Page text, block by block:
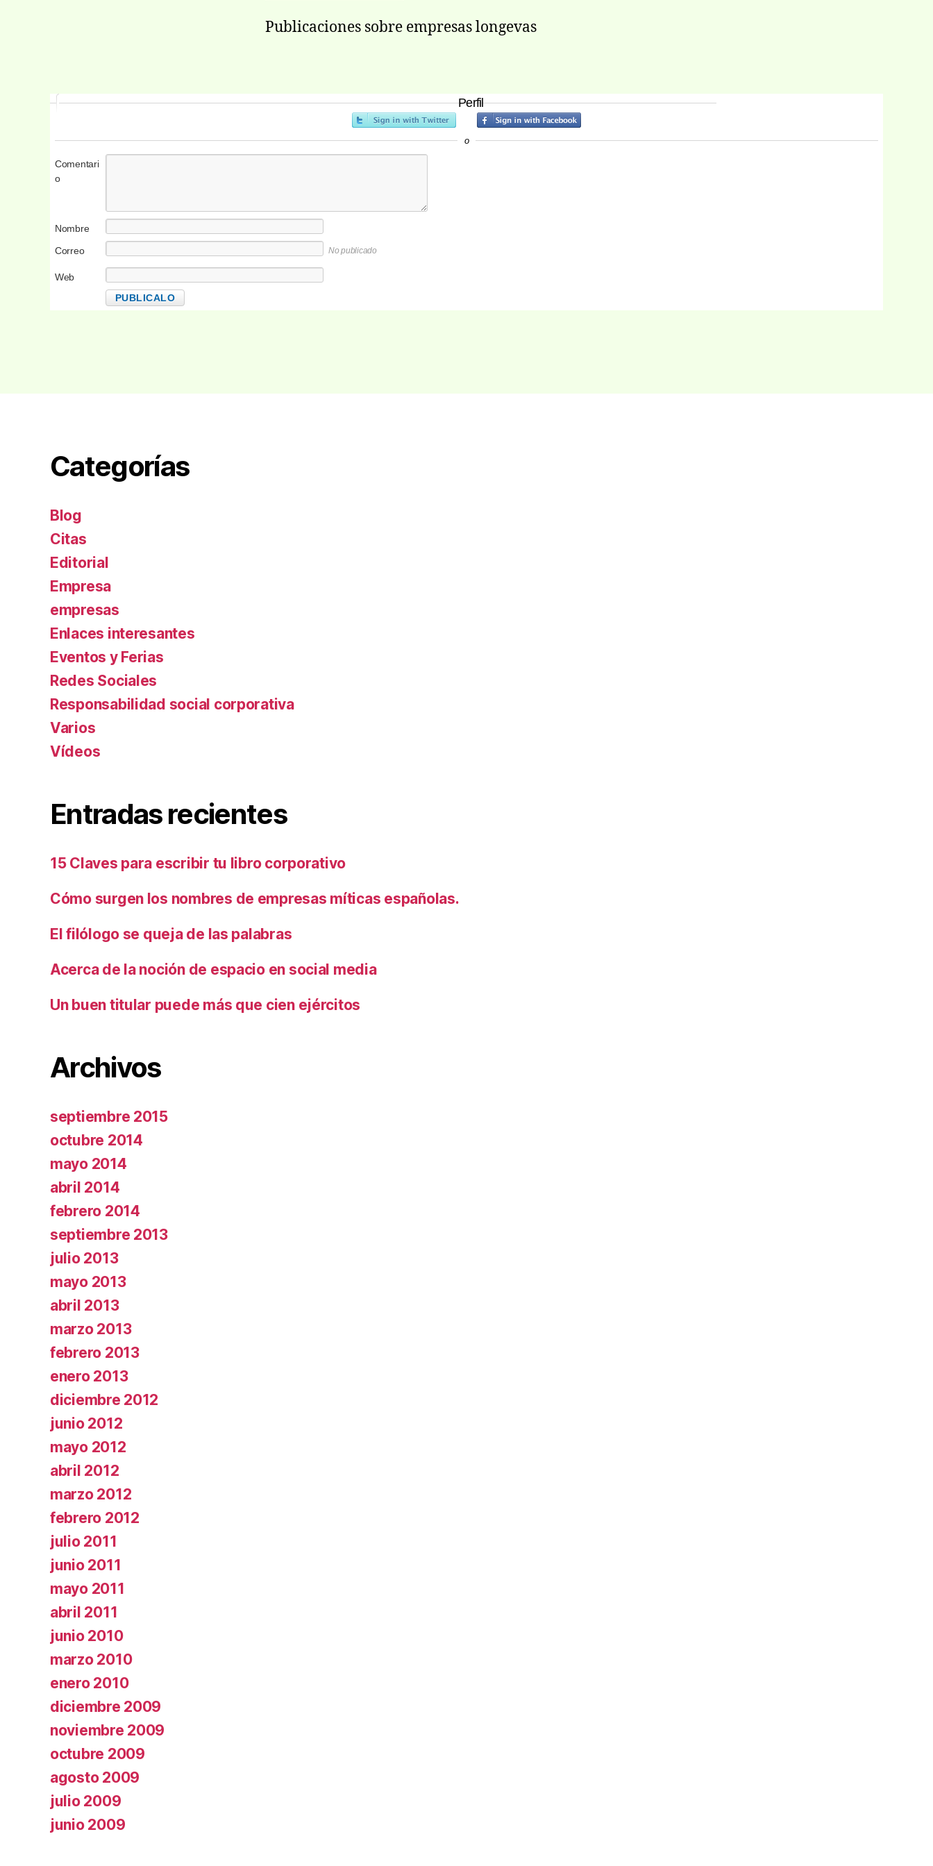
Publicaciones sobre empresas longevas
Perfil
o
Comentari
o
Nombre
Correo
No publicado
Web
Categorías
Blog
Citas
Editorial
Empresa
empresas
Enlaces interesantes
Eventos y Ferias
Redes Sociales
Responsabilidad social corporativa
Varios
Ví­deos
Entradas recientes
15 Claves para escribir tu libro corporativo
Cómo surgen los nombres de empresas míticas españolas.
El filólogo se queja de las palabras
Acerca de la noción de espacio en social media
Un buen titular puede más que cien ejércitos
Archivos
septiembre 2015
octubre 2014
mayo 2014
abril 2014
febrero 2014
septiembre 2013
julio 2013
mayo 2013
abril 2013
marzo 2013
febrero 2013
enero 2013
diciembre 2012
junio 2012
mayo 2012
abril 2012
marzo 2012
febrero 2012
julio 2011
junio 2011
mayo 2011
abril 2011
junio 2010
marzo 2010
enero 2010
diciembre 2009
noviembre 2009
octubre 2009
agosto 2009
julio 2009
junio 2009